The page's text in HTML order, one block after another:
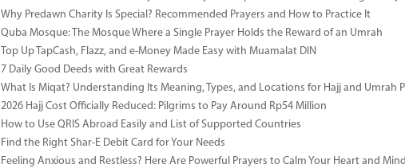
Why Predawn Charity Is Special? Recommended Prayers and How to Practice It
Quba Mosque: The Mosque Where a Single Prayer Holds the Reward of an Umrah
Top Up TapCash, Flazz, and e-Money Made Easy with Muamalat DIN
7 Daily Good Deeds with Great Rewards
What Is Miqat? Understanding Its Meaning, Types, and Locations for Hajj and Umrah
2026 Hajj Cost Officially Reduced: Pilgrims to Pay Around Rp54 Million
How to Use QRIS Abroad Easily and List of Supported Countries
Find the Right Shar-E Debit Card for Your Needs
Feeling Anxious and Restless? Here Are Powerful Prayers to Calm Your Heart and Mind